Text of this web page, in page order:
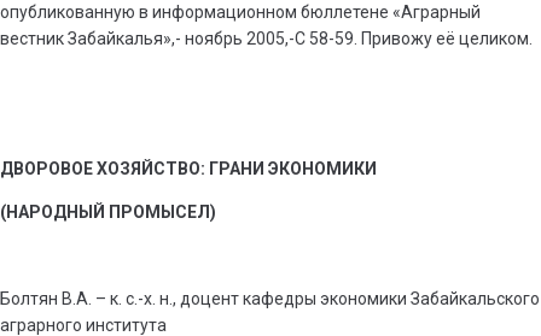
опубликованную в информационном бюллетене «Аграрный
вестник Забайкалья»,- ноябрь 2005,-С 58-59. Привожу её целиком.
ДВОРОВОЕ ХОЗЯЙСТВО: ГРАНИ ЭКОНОМИКИ
(НАРОДНЫЙ ПРОМЫСЕЛ)
Болтян В.А. – к. с.-х. н., доцент кафедры экономики Забайкальского
аграрного института